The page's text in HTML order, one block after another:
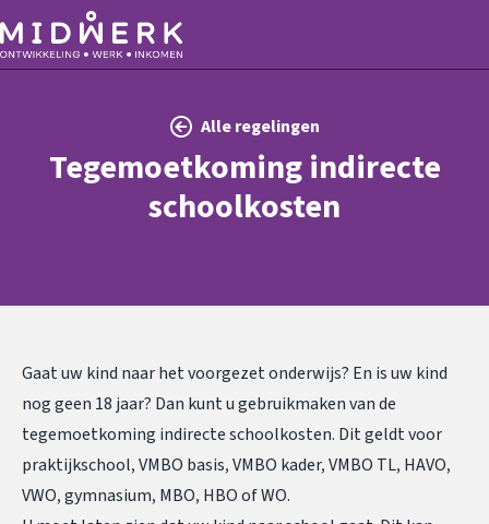
Alle regelingen
Tegemoetkoming indirecte
schoolkosten
Gaat uw kind naar het voorgezet onderwijs? En is uw kind
nog geen 18 jaar? Dan kunt u gebruikmaken van de
tegemoetkoming indirecte schoolkosten. Dit geldt voor
praktijkschool, VMBO basis, VMBO kader, VMBO TL, HAVO,
VWO, gymnasium, MBO, HBO of WO.